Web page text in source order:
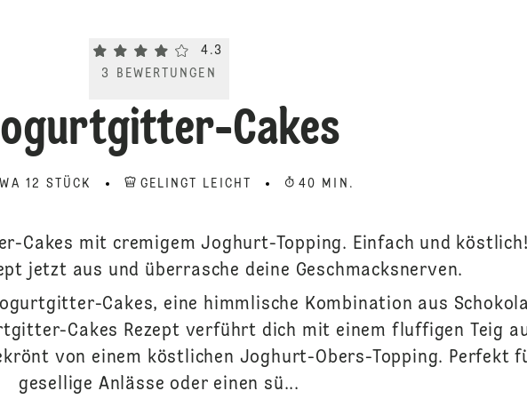
Current rating 4.3. Click to rate.
4.3
3
BEWERTUNGEN
Cakes
12 STÜCK GELINGT LEICHT 40 MIN.
Cakes mit cremigem Joghurt-Topping. Einfach und köstlich!
jetzt aus und überrasche deine Geschmacksnerven.
Cakes, eine himmlische Kombination aus
Cakes Rezept verführt dich mit einem fluffigen Teig
von einem köstlichen Joghurt-Obers-Topping. Perfekt
gesellige Anlässe oder einen sü...